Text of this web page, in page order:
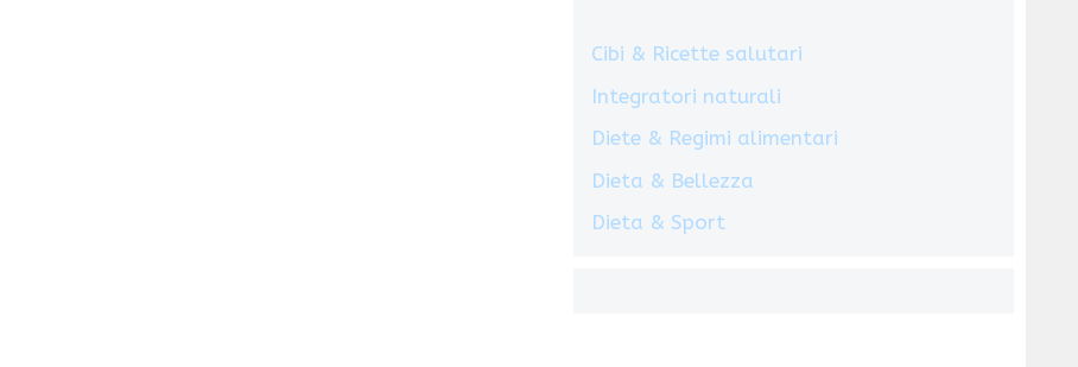
Cibi & Ricette salutari
Integratori naturali
Diete & Regimi alimentari
Dieta & Bellezza
Dieta & Sport